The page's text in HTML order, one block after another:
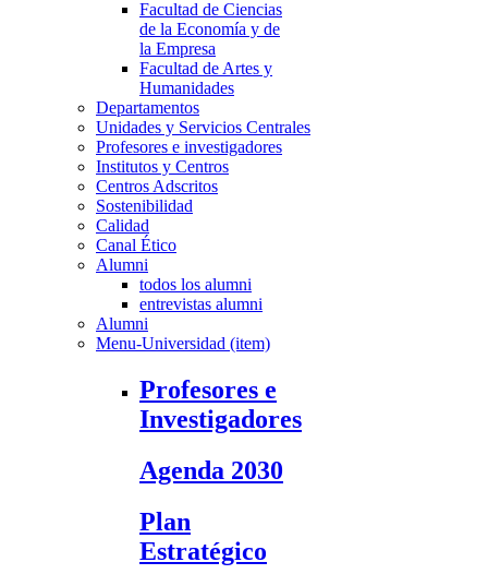
Facultad de Ciencias
de la Economía y de
la Empresa
Facultad de Artes y
Humanidades
Departamentos
Unidades y Servicios Centrales
Profesores e investigadores
Institutos y Centros
Centros Adscritos
Sostenibilidad
Calidad
Canal Ético
Alumni
todos los alumni
entrevistas alumni
Alumni
Menu-Universidad (item)
Profesores e
Investigadores
Agenda 2030
Plan
Estratégico